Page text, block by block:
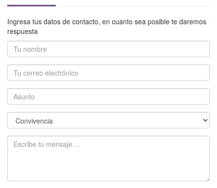
Ingresa tus datos de contacto, en cuanto sea posible te daremos
respuesta